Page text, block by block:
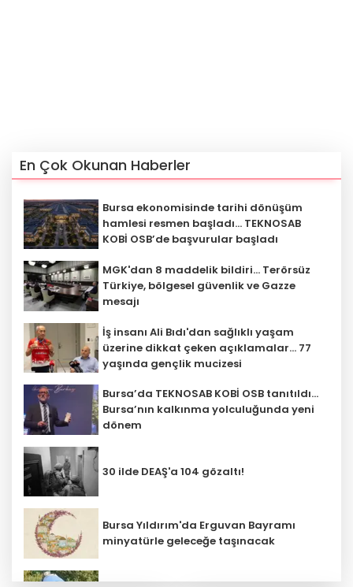
En Çok Okunan Haberler
Bursa ekonomisinde tarihi dönüşüm
hamlesi resmen başladı... TEKNOSAB
KOBİ OSB’de başvurular başladı
MGK'dan 8 maddelik bildiri... Terörsüz
Türkiye, bölgesel güvenlik ve Gazze
mesajı
İş insanı Ali Bıdı'dan sağlıklı yaşam
üzerine dikkat çeken açıklamalar... 77
yaşında gençlik mucizesi
Bursa’da TEKNOSAB KOBİ OSB tanıtıldı...
Bursa’nın kalkınma yolculuğunda yeni
dönem
30 ilde DEAŞ'a 104 gözaltı!
Bursa Yıldırım'da Erguvan Bayramı
minyatürle geleceğe taşınacak